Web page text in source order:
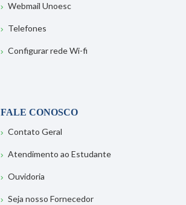
Webmail Unoesc
Telefones
Configurar rede Wi-fi
FALE CONOSCO
Contato Geral
Atendimento ao Estudante
Ouvidoria
Seja nosso Fornecedor